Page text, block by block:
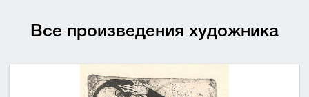
Все произведения художника